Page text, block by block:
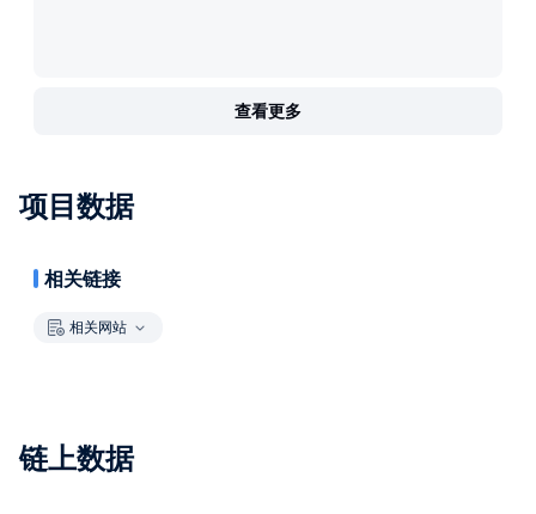
查看更多
项目数据
相关链接
相关网站
链上数据